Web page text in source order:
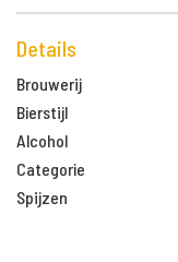
Details
Brouwerij
Bierstijl
Alcohol
Categorie
Spijzen